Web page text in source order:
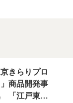
京きらりプロ
商品開発事
「江戸東京